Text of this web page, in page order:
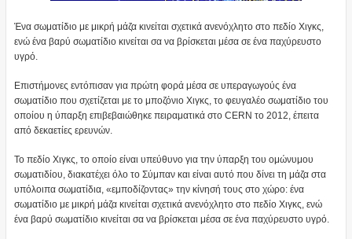
Ένα σωματίδιο με μικρή μάζα κινείται σχετικά ανενόχλητο στο πεδίο Χιγκς,
ενώ ένα βαρύ σωματίδιο κινείται σα να βρίσκεται μέσα σε ένα παχύρευστο
υγρό.
Επιστήμονες εντόπισαν για πρώτη φορά μέσα σε υπεραγωγούς ένα
σωματίδιο που σχετίζεται με το μποζόνιο Χιγκς, το φευγαλέο σωματίδιο του
οποίου η ύπαρξη επιβεβαιώθηκε πειραματικά στο CERN το 2012, έπειτα
από δεκαετίες ερευνών.
To πεδίο Χιγκς, το οποίο είναι υπεύθυνο για την ύπαρξη του ομώνυμου
σωματιδίου, διακατέχει όλο το Σύμπαν και είναι αυτό που δίνει τη μάζα στα
υπόλοιπα σωματίδια, «εμποδίζοντας» την κίνησή τους στο χώρο: ένα
σωματίδιο με μικρή μάζα κινείται σχετικά ανενόχλητο στο πεδίο Χιγκς, ενώ
ένα βαρύ σωματίδιο κινείται σα να βρίσκεται μέσα σε ένα παχύρευστο υγρό.